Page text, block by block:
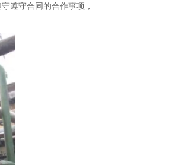
遵守合同的合作事项，